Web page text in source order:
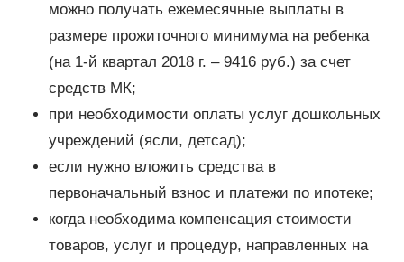
можно получать ежемесячные выплаты в
размере прожиточного минимума на ребенка
(на 1-й квартал 2018 г. – 9416 руб.) за счет
средств МК;
при необходимости оплаты услуг дошкольных
учреждений (ясли, детсад);
если нужно вложить средства в
первоначальный взнос и платежи по ипотеке;
когда необходима компенсация стоимости
товаров, услуг и процедур, направленных на